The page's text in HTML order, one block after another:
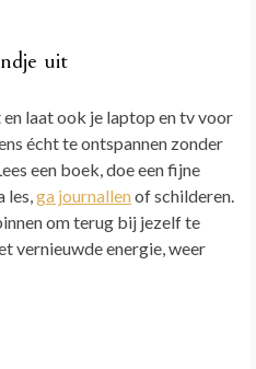
uit
laat ook je laptop en tv voor
écht te ontspannen zonder
een boek, doe een fijne
les,ga journallenof schilderen.
om terug bij jezelf te
vernieuwde energie, weer